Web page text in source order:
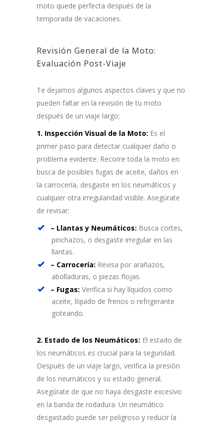
moto quede perfecta después de la
temporada de vacaciones.
Revisión General de la Moto:
Evaluación Post-Viaje
Te dejamos algunos aspectos claves y que no
pueden faltar en la revisión de tu moto
después de un viaje largo:
1. Inspección Visual de la Moto: Es el
primer paso para detectar cualquier daño o
problema evidente. Recorre toda la moto en
busca de posibles fugas de aceite, daños en
la carrocería, desgaste en los neumáticos y
cualquier otra irregularidad visible. Asegúrate
de revisar:
– Llantas y Neumáticos: Busca cortes,
pinchazos, o desgaste irregular en las
llantas.
– Carrocería: Revisa por arañazos,
abolladuras, o piezas flojas.
– Fugas: Verifica si hay líquidos como
aceite, líquido de frenos o refrigerante
goteando.
2. Estado de los Neumáticos: El estado de
los neumáticos es crucial para la seguridad.
Después de un viaje largo, verifica la presión
de los neumáticos y su estado general.
Asegúrate de que no haya desgaste excesivo
en la banda de rodadura. Un neumático
desgastado puede ser peligroso y reducir la